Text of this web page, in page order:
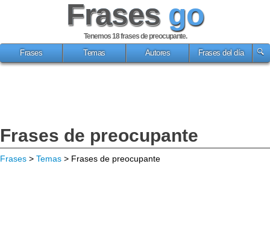
Frases go
Tenemos 18frases de preocupante.
Frases
Temas Autores Frases del día
Frases de preocupante
Frases > Temas > Frases de preocupante